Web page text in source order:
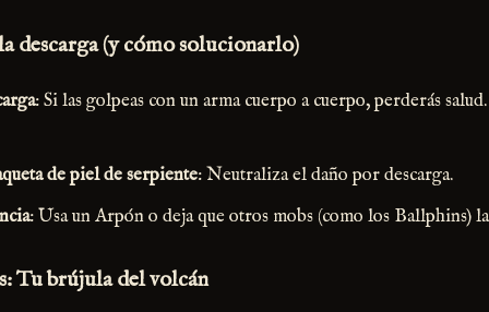
descarga (y cómo solucionarlo)
: Si las golpeas con un arma cuerpo a cuerpo, perderás salud.
de piel de serpiente: Neutraliza el daño por descarga.
: Usa un Arpón o deja que otros mobs (como los Ballphins)
Tu brújula del volcán